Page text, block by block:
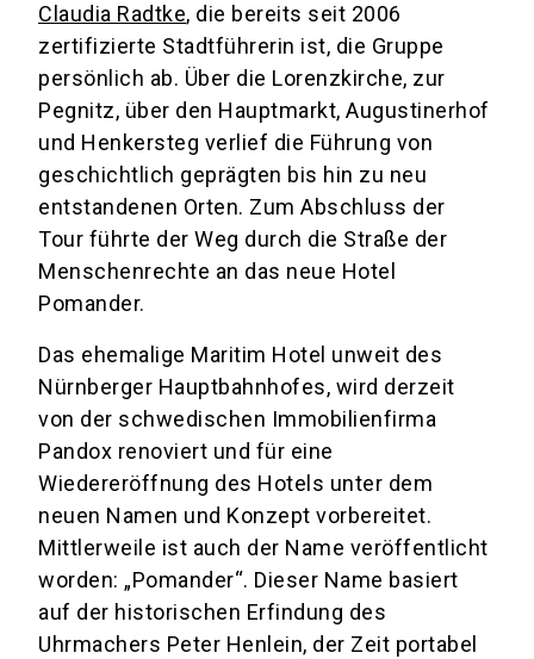
Claudia Radtke, die bereits seit 2006
zertifizierte Stadtführerin ist, die Gruppe
persönlich ab. Über die Lorenzkirche, zur
Pegnitz, über den Hauptmarkt, Augustinerhof
und Henkersteg verlief die Führung von
geschichtlich geprägten bis hin zu neu
entstandenen Orten. Zum Abschluss der
Tour führte der Weg durch die Straße der
Menschenrechte an das neue Hotel
Pomander.
Das ehemalige Maritim Hotel unweit des
Nürnberger Hauptbahnhofes, wird derzeit
von der schwedischen Immobilienfirma
Pandox renoviert und für eine
Wiedereröffnung des Hotels unter dem
neuen Namen und Konzept vorbereitet.
Mittlerweile ist auch der Name veröffentlicht
worden: „Pomander“. Dieser Name basiert
auf der historischen Erfindung des
Uhrmachers Peter Henlein, der Zeit portabel